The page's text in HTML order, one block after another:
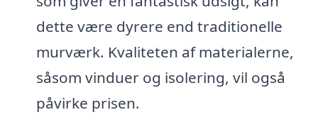
dette være dyrere end traditionelle
murværk. Kvaliteten af materialerne,
såsom vinduer og isolering, vil også
påvirke prisen.